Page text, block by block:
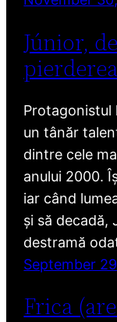
Júnior,
Protagonistul
un tânăr
dintre cele
anului 2000.
iar când
și să decadă,
destramă
September
Frica